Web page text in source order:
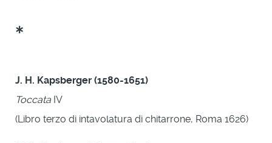
*
J. H. Kapsberger (1580-1651)
Toccata IV
(Libro terzo di intavolatura di chitarrone, Roma 1626)